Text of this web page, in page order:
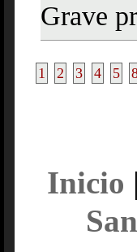
Grave
1 2 3 4 5
Inicio |